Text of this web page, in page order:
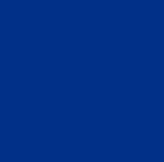
bei P1 Travel. Während
Sie
und Kevin-Prince
Liga zu halten.
und werden Sie Teil einer